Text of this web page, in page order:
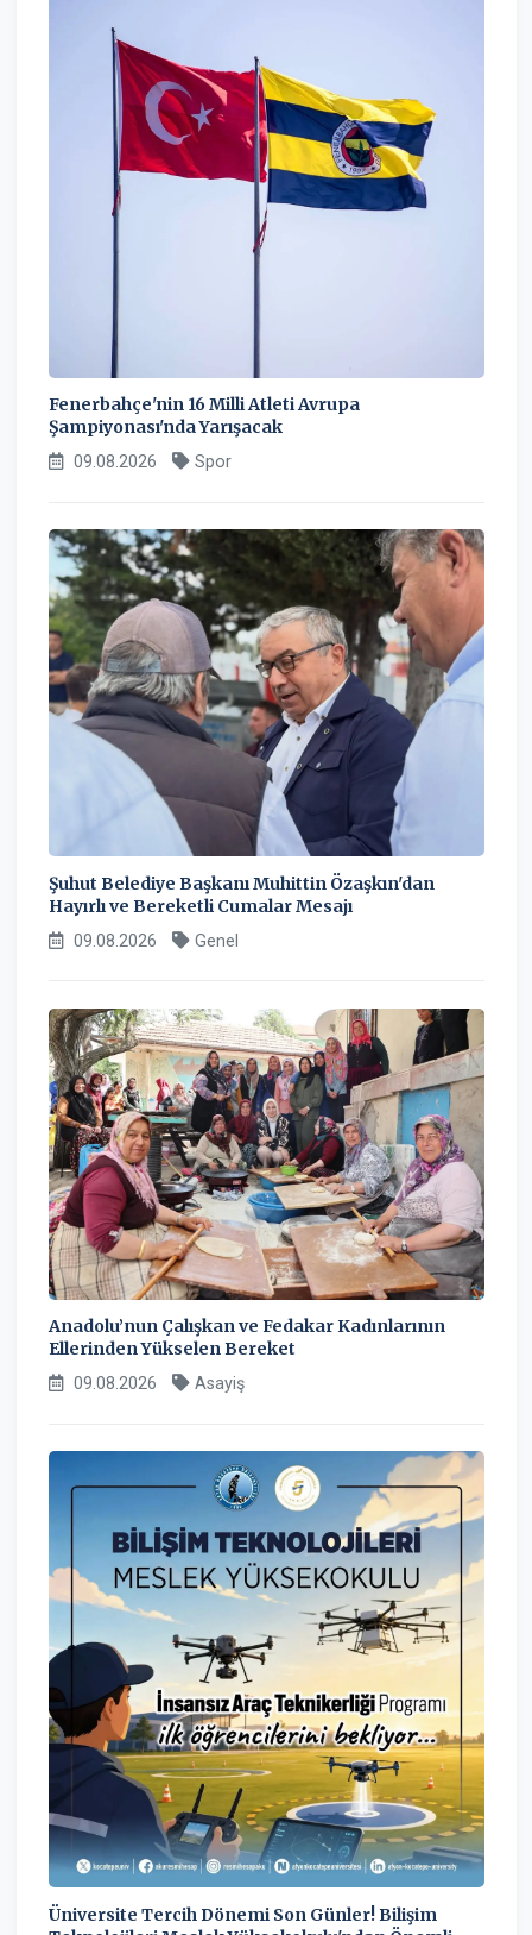
Fenerbahçe'nin 16 Milli Atleti Avrupa
Şampiyonası'nda Yarışacak
09.08.2026 Spor
Şuhut Belediye Başkanı Muhittin Özaşkın'dan
Hayırlı ve Bereketli Cumalar Mesajı
09.08.2026 Genel
Anadolu’nun Çalışkan ve Fedakar Kadınlarının
Ellerinden Yükselen Bereket
09.08.2026 Asayiş
Üniversite Tercih Dönemi Son Günler! Bilişim